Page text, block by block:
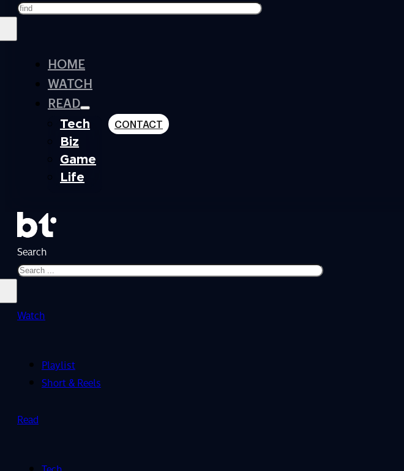
HOME
WATCH
READ
Tech
Biz
Game
Life
CONTACT
Search
Watch
Playlist
Short & Reels
Read